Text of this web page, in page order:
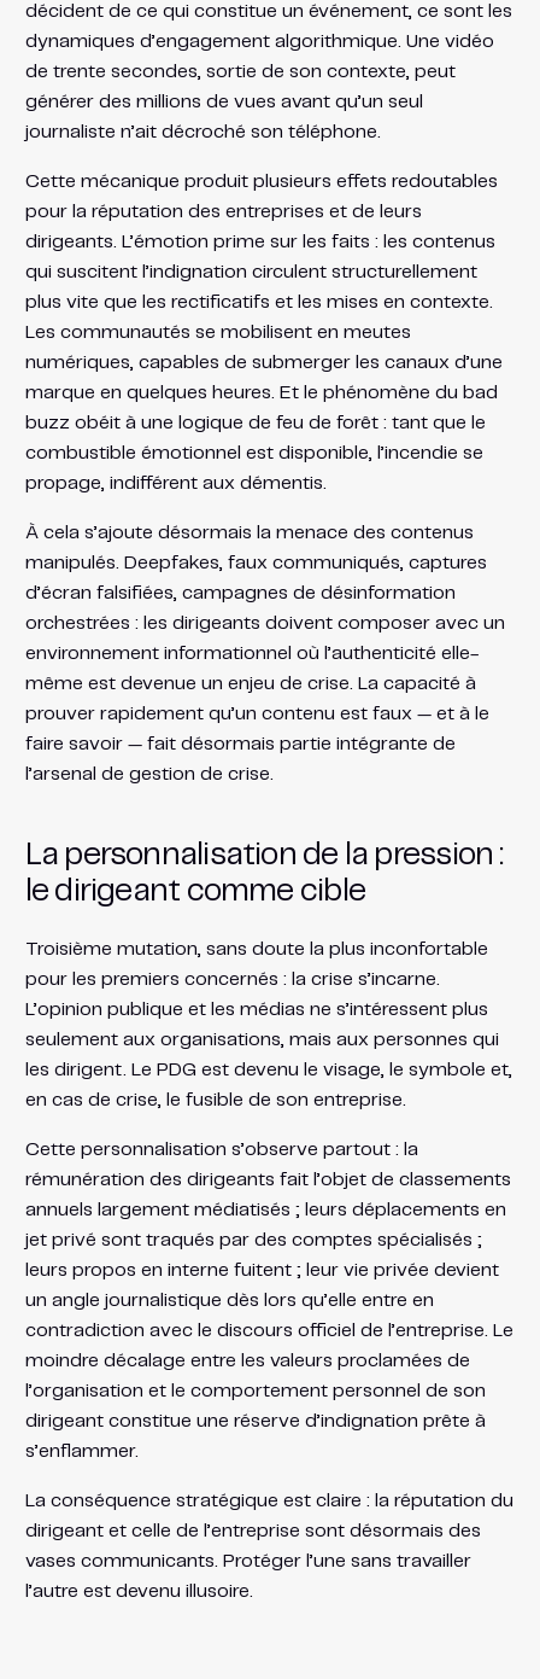
décident de ce qui constitue un événement, ce sont les
dynamiques d’engagement algorithmique. Une vidéo
de trente secondes, sortie de son contexte, peut
générer des millions de vues avant qu’un seul
journaliste n’ait décroché son téléphone.
Cette mécanique produit plusieurs effets redoutables
pour la réputation des entreprises et de leurs
dirigeants. L’émotion prime sur les faits : les contenus
qui suscitent l’indignation circulent structurellement
plus vite que les rectificatifs et les mises en contexte.
Les communautés se mobilisent en meutes
numériques, capables de submerger les canaux d’une
marque en quelques heures. Et le phénomène du bad
buzz obéit à une logique de feu de forêt : tant que le
combustible émotionnel est disponible, l’incendie se
propage, indifférent aux démentis.
À cela s’ajoute désormais la menace des contenus
manipulés. Deepfakes, faux communiqués, captures
d’écran falsifiées, campagnes de désinformation
orchestrées : les dirigeants doivent composer avec un
environnement informationnel où l’authenticité elle-
même est devenue un enjeu de crise. La capacité à
prouver rapidement qu’un contenu est faux — et à le
faire savoir — fait désormais partie intégrante de
l’arsenal de gestion de crise.
La personnalisation de la pression :
le dirigeant comme cible
Troisième mutation, sans doute la plus inconfortable
pour les premiers concernés : la crise s’incarne.
L’opinion publique et les médias ne s’intéressent plus
seulement aux organisations, mais aux personnes qui
les dirigent. Le PDG est devenu le visage, le symbole et,
en cas de crise, le fusible de son entreprise.
Cette personnalisation s’observe partout : la
rémunération des dirigeants fait l’objet de classements
annuels largement médiatisés ; leurs déplacements en
jet privé sont traqués par des comptes spécialisés ;
leurs propos en interne fuitent ; leur vie privée devient
un angle journalistique dès lors qu’elle entre en
contradiction avec le discours officiel de l’entreprise. Le
moindre décalage entre les valeurs proclamées de
l’organisation et le comportement personnel de son
dirigeant constitue une réserve d’indignation prête à
s’enflammer.
La conséquence stratégique est claire : la réputation du
dirigeant et celle de l’entreprise sont désormais des
vases communicants. Protéger l’une sans travailler
l’autre est devenu illusoire.